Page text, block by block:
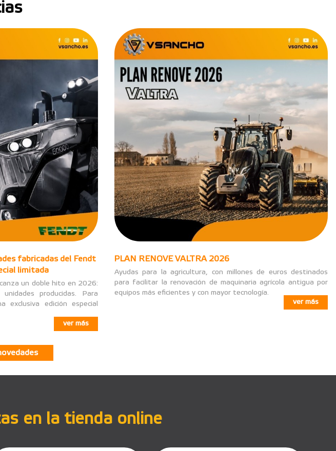
fabricadas del Fendt
limitada
un doble hito en 2026:
producidas. Para
exclusiva edición especial
ver más
PLAN RENOVE VALTRA 2026
Ayudas para la agricultura, con millones de euros destinados
para facilitar la renovación de maquinaria agrícola antigua por
equipos más eficientes y con mayor tecnología.
ver más
en la tienda online